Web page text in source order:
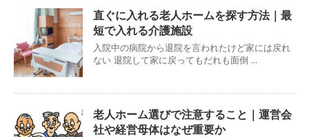
直ぐに入れる老人ホームを探す方法｜最
短で入れる介護施設
入院中の病院から退院を言われたけど家には戻れ
ない 退院して家に戻ってもだれも面倒 ...
老人ホーム選びで注意すること｜運営会
社や経営母体はなぜ重要か